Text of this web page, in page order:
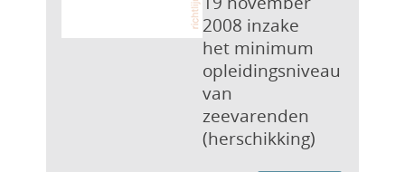
2008 inzake
het minimum
opleidingsniveau
van
zeevarenden
(herschikking)